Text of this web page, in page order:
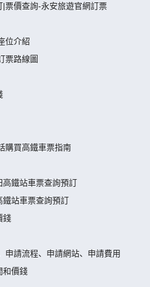
票價查詢-永安旅遊官網訂票
位介紹
票路線圖
購買高鐵車票指南
鐵站車票查詢預訂
鐵站車票查詢預訂
錢
申請流程、申請網站、申請費用
和價錢